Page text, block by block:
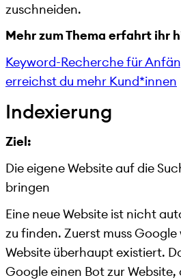
zuschneiden.
Mehr zum Thema erfahrt ihr
Keyword-Recherche für
erreichst du mehr Kund*innen
Indexierung
Ziel:
Die eigene Website auf die
bringen
Eine neue Website ist nicht
zu finden. Zuerst muss Google
Website überhaupt existiert.
Google einen Bot zur